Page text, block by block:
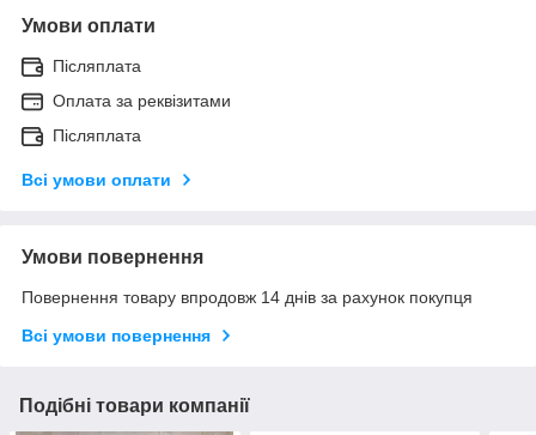
Умови оплати
Післяплата
Оплата за реквізитами
Післяплата
Всі умови оплати
Умови повернення
Повернення товару впродовж 14 днів за рахунок покупця
Всі умови повернення
Подібні товари компанії